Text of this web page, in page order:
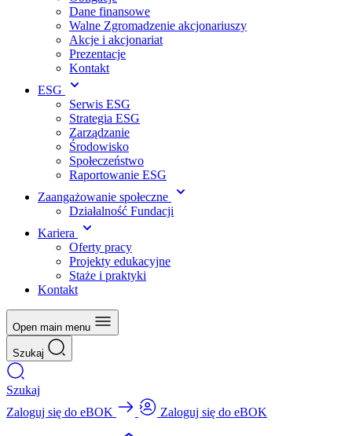
Dane finansowe
Walne Zgromadzenie akcjonariuszy
Akcje i akcjonariat
Prezentacje
Kontakt
ESG
Serwis ESG
Strategia ESG
Zarządzanie
Środowisko
Społeczeństwo
Raportowanie ESG
Zaangażowanie społeczne
Działalność Fundacji
Kariera
Oferty pracy
Projekty edukacyjne
Staże i praktyki
Kontakt
Open main menu
Szukaj
Szukaj
Zaloguj się do eBOK
Zaloguj się do eBOK